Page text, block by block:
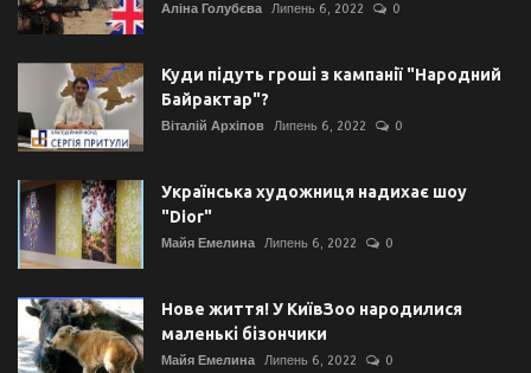
Аліна Голубєва Липень 6, 2022 0
Куди підуть гроші з кампанії "Народний
Байрактар"?
Віталій Архіпов Липень 6, 2022 0
Українська художниця надихає шоу
"Dior"
Майя Емелина Липень 6, 2022 0
Нове життя! У КиївЗоо народилися
маленькі бізончики
Майя Емелина Липень 6, 2022 0